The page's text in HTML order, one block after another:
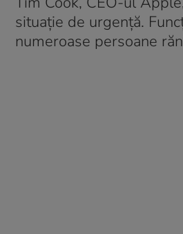
situație de urgență.
numeroase persoane